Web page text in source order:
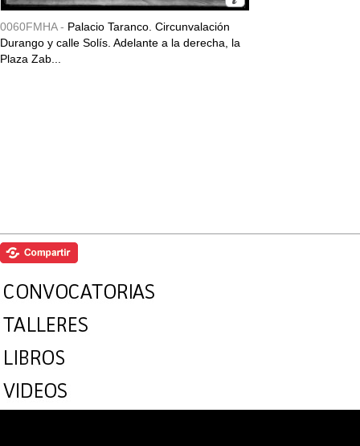
0060FMHA - Palacio Taranco. Circunvalación
Durango y calle Solís. Adelante a la derecha, la
Plaza Zab...